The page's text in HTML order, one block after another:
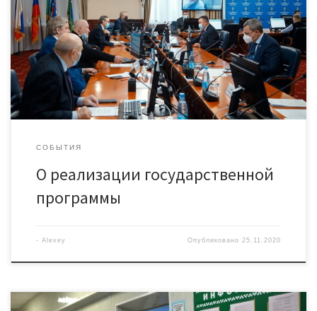
реализации государственной программы «Развитие
гражданского общества» за 2019 год. Депутаты
рекомендовали Думе принять предоставленную информацию
к сведению. По итогам заседании председатель Комитета
Владимир Семенов прокомментировал решение коллег: —
Такие комплексные программы, включающие в себя
разнообразные […]
СОБЫТИЯ
О реализации государственной
программы
- Alexey Опубликовано 25.11.2020